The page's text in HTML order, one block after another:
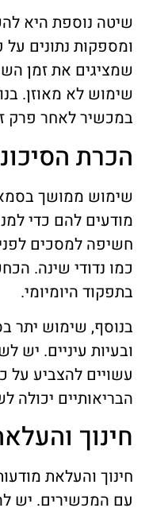
שיטה נוספת היא
ומספקות נתונים על
שמציגים את זמן
שימוש לא מאוזן.
במכשיר לאחר פרק
הכרת
שימוש ממושך
מודעים להם כדי
חשיפה למסכים
כמו נדודי שינה.
בתפקוד היומיומי.
בנוסף, שימוש יתר
ובעיות עיניים. יש
עשויים להצביע על
הבריאותיים יכולה
חינוך
חינוך והעלאת
עם המכשירים. יש